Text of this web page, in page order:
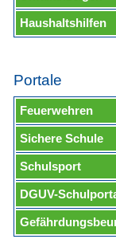
Haushaltshilfen
Portale
Feuerwehren
Sichere Schule
Schulsport
DGUV-